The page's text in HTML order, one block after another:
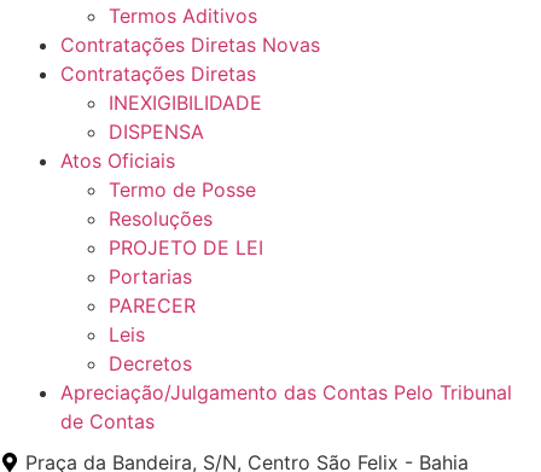
Termos Aditivos
Contratações Diretas Novas
Contratações Diretas
INEXIGIBILIDADE
DISPENSA
Atos Oficiais
Termo de Posse
Resoluções
PROJETO DE LEI
Portarias
PARECER
Leis
Decretos
Apreciação/Julgamento das Contas Pelo Tribunal
de Contas
Praça da Bandeira, S/N, Centro São Felix - Bahia